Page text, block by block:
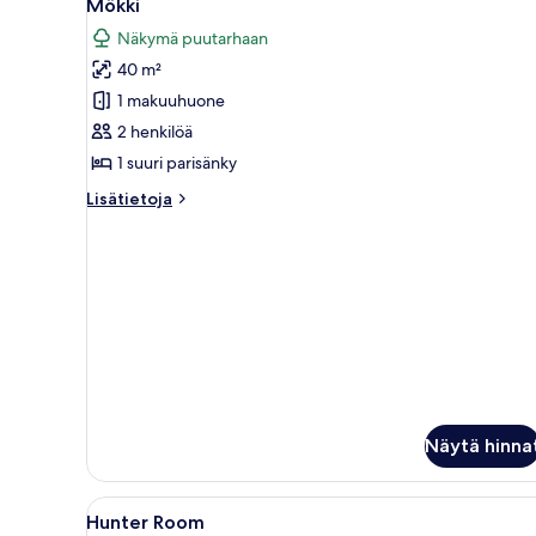
kaikki
huonetyypin
Mökki
kuvat
Mökki
Näkymä puutarhaan
40 m²
1 makuuhuone
2 henkilöä
1 suuri parisänky
Lisätietoja
Lisätietoja
Näytä
Avaa
Kaksi henkilöä sängyssä,
3
Hunter Room